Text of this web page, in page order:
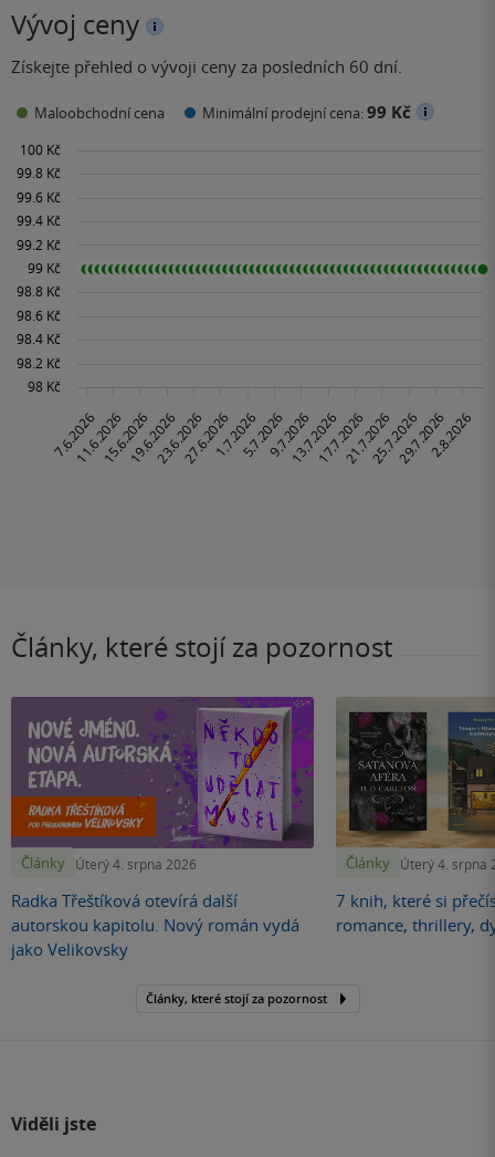
Vývoj ceny
Získejte přehled o vývoji ceny za posledních 60 dní.
Maloobchodní cena Minimální prodejní cena:99 Kč
Články, které stojí za pozornost
Články Úterý 4. srpna 2026
Radka Třeštíková otevírá další
autorskou kapitolu. Nový román vydá
jako Velikovsky
Články Úterý 4. srpna
7 knih, které si
romance, thrillery,
Články, které stojí za pozornost
Viděli jste